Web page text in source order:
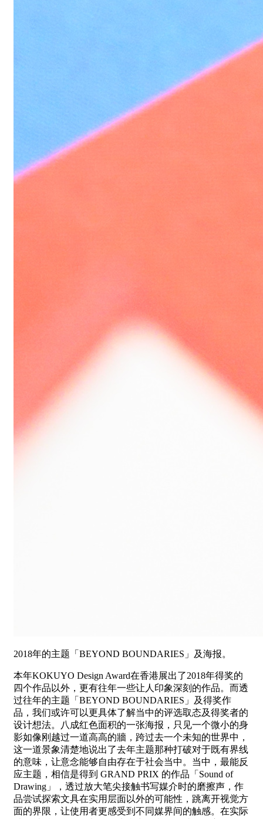
2018年的主题「BEYOND BOUNDARIES」及海报。
本年KOKUYO Design Award在香港展出了2018年得奖的
四个作品以外，更有往年一些让人印象深刻的作品。而透
过往年的主题「BEYOND BOUNDARIES」及得奖作
品，我们或许可以更具体了解当中的评选取态及得奖者的
设计想法。八成红色面积的一张海报，只见一个微小的身
影如像刚越过一道高高的牆，跨过去一个未知的世界中，
这一道景象清楚地说出了去年主题那种打破对于既有界线
的意味，让意念能够自由存在于社会当中。当中，最能反
应主题，相信是得到 GRAND PRIX 的作品「Sound of
Drawing」，透过放大笔尖接触书写媒介时的磨擦声，作
品尝试探索文具在实用层面以外的可能性，跳离开视觉方
面的界限，让使用者更感受到不同媒界间的触感。在实际